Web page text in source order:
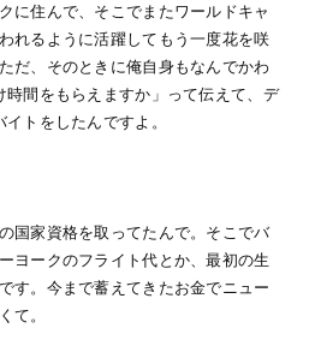
に住んで、そこでまたワールドキャ
れるように活躍してもう一度花を咲
だ、そのときに俺自身もなんでかわ
間をもらえますか」って伝えて、デ
トをしたんですよ。
国家資格を取ってたんで。そこでバ
ヨークのフライト代とか、最初の生
す。今まで蓄えてきたお金でニュー
て。